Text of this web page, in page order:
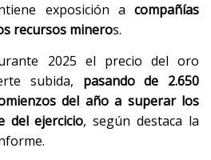
exposición a compañías
recursos mineros.
2025 el precio del oro
subida, pasando de 2.650
del año a superar los
del ejercicio, según destaca la